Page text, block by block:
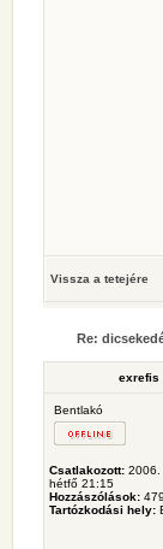
Vissza a tetejére
Re:
exrefis
Bentlakó
Csatlakozott: 2006.
hétfő 21:15
Hozzászólások:
Tartózkodási hely: